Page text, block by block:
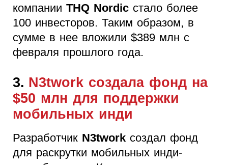
компании THQ Nordic стало более
100 инвесторов. Таким образом, в
сумме в нее вложили $389 млн с
февраля прошлого года.
3. N3twork создала фонд на
$50 млн для поддержки
мобильных инди
Разработчик N3twork создал фонд
для раскрутки мобильных инди-